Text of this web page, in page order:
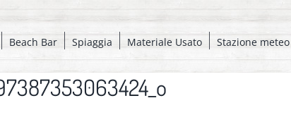
Beach Bar Spiaggia Materiale Usato Stazione meteo